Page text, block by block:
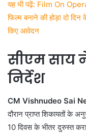
यह भी पढ़ें: Film On
फिल्म बनाने की होड़! दो
किए आवेदन
सीएम साय
निर्देश
CM Vishnudeo Sai
दौरान प्राप्त शिकायतों के
10 दिवस के भीतर दुरुस्त